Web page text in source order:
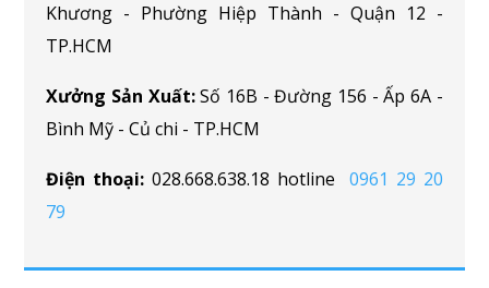
Khương - Phường Hiệp Thành - Quận 12 -
TP.HCM
Xưởng Sản Xuất:Số 16B - Đường 156 - Ấp 6A -
Bình Mỹ - Củ chi - TP.HCM
Điện thoại: 028.668.638.18 hotline0961 29 20
79